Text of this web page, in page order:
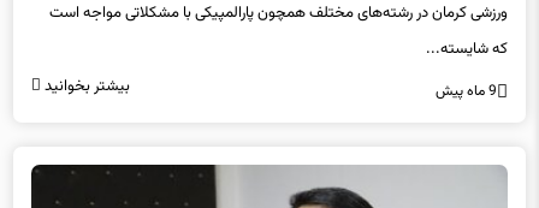
ورزشی کرمان در رشته‌های مختلف همچون پارالمپیکی با مشکلاتی مواجه است
که شایسته...
9 ماه پیش بیشتر بخوانید